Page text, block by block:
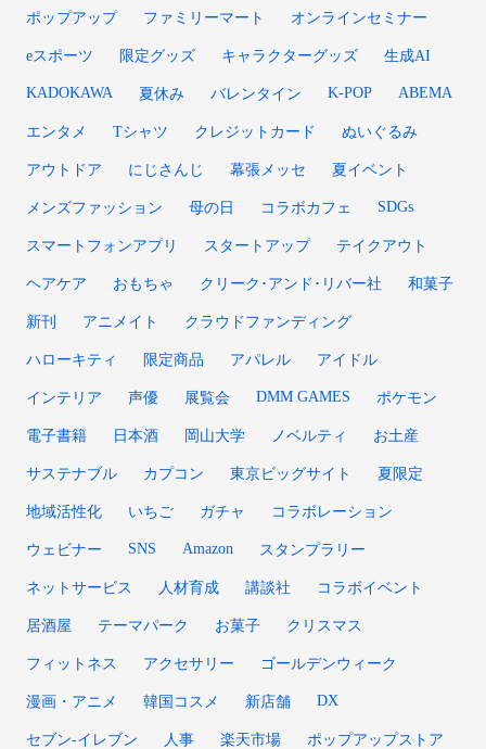
ポップアップ ファミリーマート オンラインセミナー
eスポーツ 限定グッズ キャラクターグッズ 生成AI
KADOKAWA 夏休み バレンタイン K-POP ABEMA
エンタメ Tシャツ クレジットカード ぬいぐるみ
アウトドア にじさんじ 幕張メッセ 夏イベント
メンズファッション 母の日 コラボカフェ SDGs
スマートフォンアプリ スタートアップ テイクアウト
ヘアケア おもちゃ クリーク･アンド･リバー社 和菓子
新刊 アニメイト クラウドファンディング
ハローキティ 限定商品 アパレル アイドル
インテリア 声優 展覧会 DMM GAMES ポケモン
電子書籍 日本酒 岡山大学 ノベルティ お土産
サステナブル カプコン 東京ビッグサイト 夏限定
地域活性化 いちご ガチャ コラボレーション
ウェビナー SNS Amazon スタンプラリー
ネットサービス 人材育成 講談社 コラボイベント
居酒屋 テーマパーク お菓子 クリスマス
フィットネス アクセサリー ゴールデンウィーク
漫画・アニメ 韓国コスメ 新店舗 DX
セブン‐イレブン 人事 楽天市場 ポップアップストア